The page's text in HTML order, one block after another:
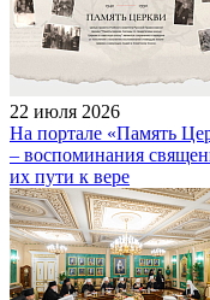
22 июля 2026
На портале «Память
– воспоминания
их пути к вере